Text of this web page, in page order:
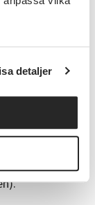
detaljer
under
genomgått
en